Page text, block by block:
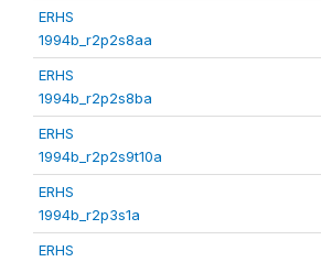
ERHS
1994b_r2p2s8aa
ERHS
1994b_r2p2s8ba
ERHS
1994b_r2p2s9t10a
ERHS
1994b_r2p3s1a
ERHS